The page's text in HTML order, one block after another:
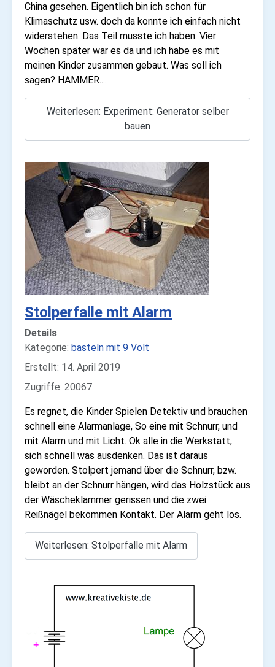
China gesehen. Eigentlich bin ich schon für
Klimaschutz usw. doch da konnte ich einfach nicht
widerstehen. Das Teil musste ich haben. Vier
Wochen später war es da und ich habe es mit
meinen Kinder zusammen gebaut. Was soll ich
sagen? HAMMER....
Weiterlesen: Experiment: Generator selber
bauen
Stolperfalle mit Alarm
Details
Kategorie: basteln mit 9 Volt
Erstellt: 14. April 2019
Zugriffe: 20067
Es regnet, die Kinder Spielen Detektiv und brauchen
schnell eine Alarmanlage, So eine mit Schnurr, und
mit Alarm und mit Licht. Ok alle in die Werkstatt,
sich schnell was ausdenken. Das ist daraus
geworden. Stolpert jemand über die Schnurr, bzw.
bleibt an der Schnurr hängen, wird das Holzstück aus
der Wäscheklammer gerissen und die zwei
Reißnägel bekommen Kontakt. Der Alarm geht los.
Weiterlesen: Stolperfalle mit Alarm